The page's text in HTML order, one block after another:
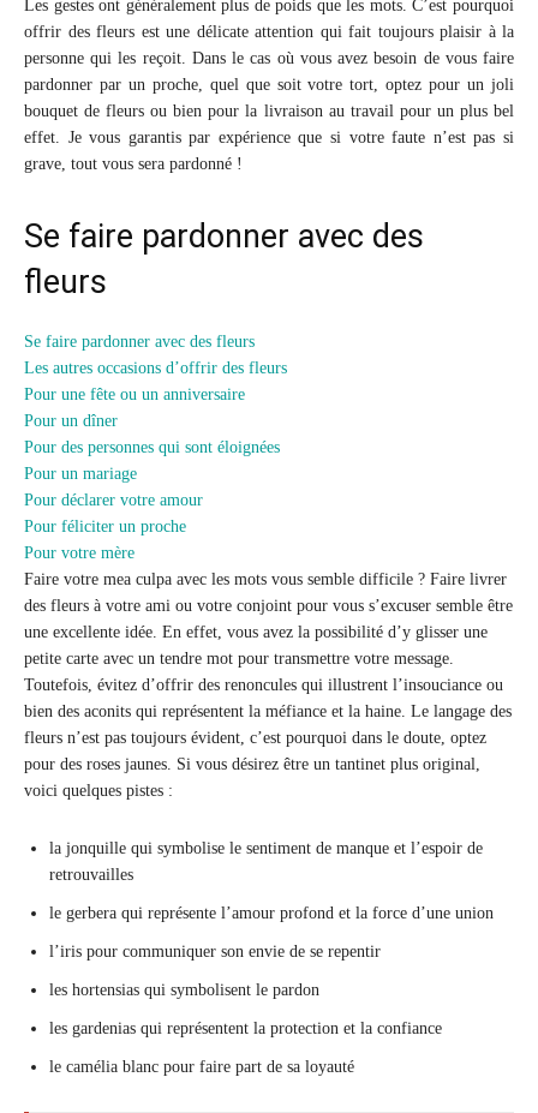
Les gestes ont généralement plus de poids que les mots. C’est pourquoi
offrir des fleurs est une délicate attention qui fait toujours plaisir à la
personne qui les reçoit. Dans le cas où vous avez besoin de vous faire
pardonner par un proche, quel que soit votre tort, optez pour un joli
bouquet de fleurs ou bien pour la livraison au travail pour un plus bel
effet. Je vous garantis par expérience que si votre faute n’est pas si
grave, tout vous sera pardonné !
Se faire pardonner avec des
fleurs
Se faire pardonner avec des fleurs
Les autres occasions d’offrir des fleurs
Pour une fête ou un anniversaire
Pour un dîner
Pour des personnes qui sont éloignées
Pour un mariage
Pour déclarer votre amour
Pour féliciter un proche
Pour votre mère
Faire votre mea culpa avec les mots vous semble difficile ? Faire livrer
des fleurs à votre ami ou votre conjoint pour vous s’excuser semble être
une excellente idée. En effet, vous avez la possibilité d’y glisser une
petite carte avec un tendre mot pour transmettre votre message.
Toutefois, évitez d’offrir des renoncules qui illustrent l’insouciance ou
bien des aconits qui représentent la méfiance et la haine. Le langage des
fleurs n’est pas toujours évident, c’est pourquoi dans le doute, optez
pour des roses jaunes. Si vous désirez être un tantinet plus original,
voici quelques pistes :
la jonquille qui symbolise le sentiment de manque et l’espoir de
retrouvailles
le gerbera qui représente l’amour profond et la force d’une union
l’iris pour communiquer son envie de se repentir
les hortensias qui symbolisent le pardon
les gardenias qui représentent la protection et la confiance
le camélia blanc pour faire part de sa loyauté